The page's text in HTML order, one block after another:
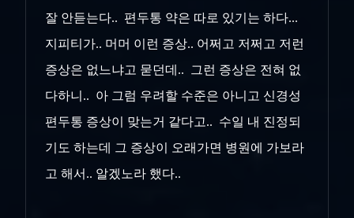
잘 안듣는다.. 편두통 약은 따로 있기는 하다...
지피티가.. 머머 이런 증상.. 어쩌고 저쩌고 저런
증상은 없느냐고 묻던데.. 그런 증상은 전혀 없
다하니.. 아 그럼 우려할 수준은 아니고 신경성
편두통 증상이 맞는거 같다고.. 수일 내 진정되
기도 하는데 그 증상이 오래가면 병원에 가보라
고 해서.. 알겠노라 했다..